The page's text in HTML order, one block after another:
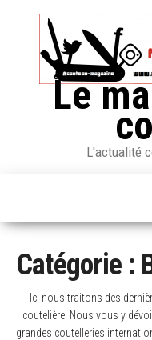
Le
L'actualité
Catégorie :
Ici nous traitons des
coutelière. Nous vous y
grandes coutelleries